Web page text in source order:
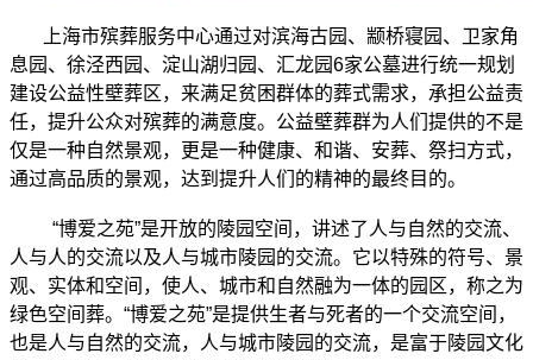
上海市殡葬服务中心通过对滨海古园、颛桥寝园、卫家角
息园、徐泾西园、淀山湖归园、汇龙园6家公墓进行统一规划
建设公益性壁葬区，来满足贫困群体的葬式需求，承担公益责
任，提升公众对殡葬的满意度。公益壁葬群为人们提供的不是
仅是一种自然景观，更是一种健康、和谐、安葬、祭扫方式，
通过高品质的景观，达到提升人们的精神的最终目的。
“博爱之苑”是开放的陵园空间，讲述了人与自然的交流、
人与人的交流以及人与城市陵园的交流。它以特殊的符号、景
观、实体和空间，使人、城市和自然融为一体的园区，称之为
绿色空间葬。“博爱之苑”是提供生者与死者的一个交流空间，
也是人与自然的交流，人与城市陵园的交流，是富于陵园文化